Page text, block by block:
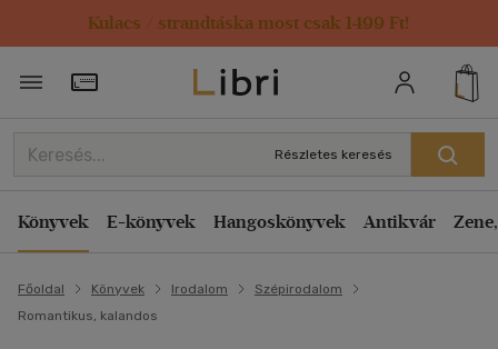
Kulacs / strandtáska most csak 1499 Ft!
Törzsvásárlói Kártya adatai
Részletes keresés
Könyvek E-könyvek Hangoskönyvek Antikvár
Főoldal Könyvek Irodalom
Szépirodalom
Romantikus, kalandos